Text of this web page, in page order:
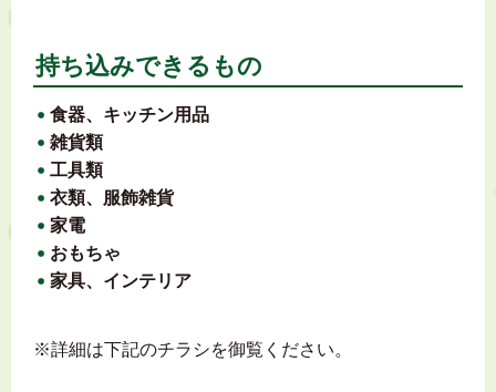
持ち込みできるもの
食器、キッチン用品
雑貨類
工具類
衣類、服飾雑貨
家電
おもちゃ
家具、インテリア
※詳細は下記のチラシを御覧ください。